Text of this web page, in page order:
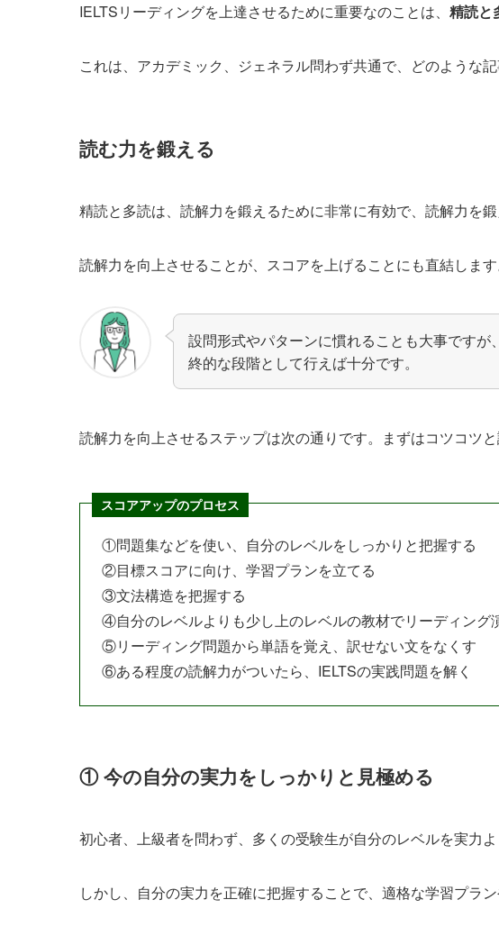
IELTSリーディングを上達させるために重要なのことは、 精読と
これは、アカデミック、ジェネラル問わず共通で、どのような
読む力を鍛える
精読と多読は、読解力を鍛えるために非常に有効で、読解力を
読解力を向上させることが、スコアを上げることにも直結します
設問形式やパターンに慣れることも大事ですが
終的な段階として行えば十分です。
読解力を向上させるステップは次の通りです。まずはコツコツ
スコアアップのプロセス
①問題集などを使い、自分のレベルをしっかりと把握する
②目標スコアに向け、学習プランを立てる
③文法構造を把握する
④自分のレベルよりも少し上のレベルの教材でリーディング
⑤リーディング問題から単語を覚え、訳せない文をなくす
⑥ある程度の読解力がついたら、IELTSの実践問題を解く
①今の自分の実力をしっかりと見極める
初心者、上級者を問わず、多くの受験生が自分のレベルを実力よ
しかし、自分の実力を正確に把握することで、適格な学習プラ